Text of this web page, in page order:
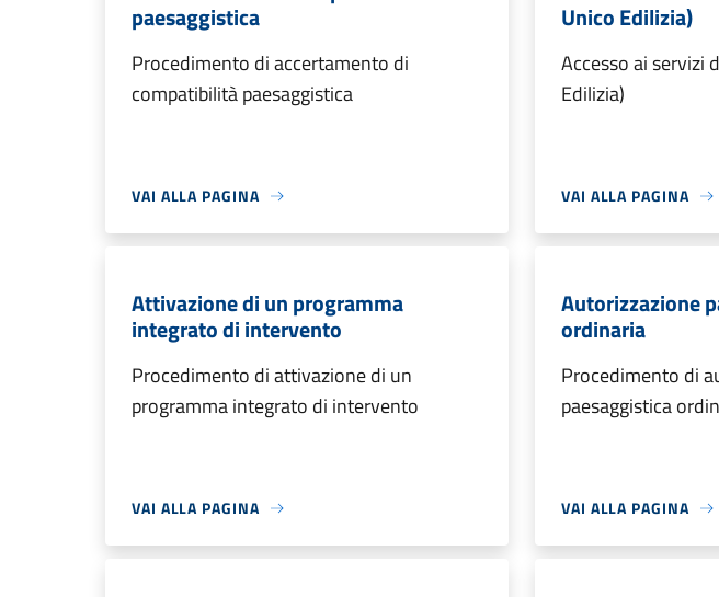
paesaggistica
Procedimento di accertamento di
compatibilità paesaggistica
VAI ALLA PAGINA
Unico Edilizia)
Accesso ai servizi
Edilizia)
VAI ALLA PAGINA
Attivazione di un programma
integrato di intervento
Procedimento di attivazione di un
programma integrato di intervento
VAI ALLA PAGINA
Autorizzazione
ordinaria
Procedimento di
paesaggistica
VAI ALLA PAGINA